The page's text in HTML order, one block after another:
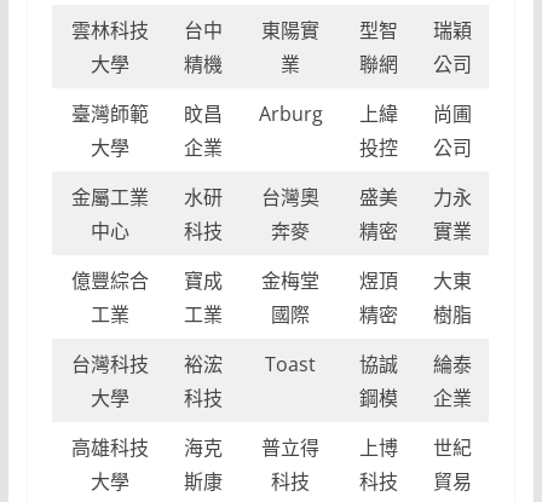
雲林科技
大學
台中
精機
東陽實
業
型智
聯網
瑞穎
公司
臺灣師範
大學
旼昌
企業
Arburg
上緯
投控
尚圃
公司
金屬工業
中心
水研
科技
台灣奧
奔麥
盛美
精密
力永
實業
億豐綜合
工業
寶成
工業
金梅堂
國際
煜頂
精密
大東
樹脂
台灣科技
大學
裕浤
科技
Toast
協誠
鋼模
綸泰
企業
高雄科技
大學
海克
斯康
普立得
科技
上博
科技
世紀
貿易